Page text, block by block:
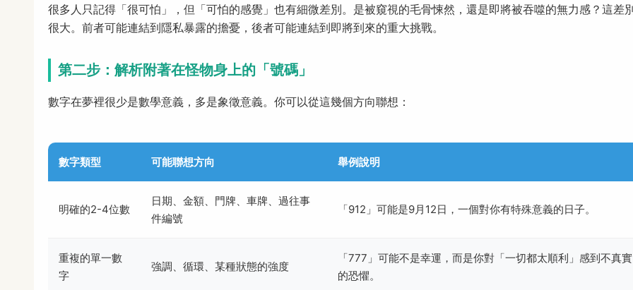
很多人只記得「很可怕」，但「可怕的感覺」也有細微差別。是被窺視的毛骨悚然，還是即將被吞噬的無力感？這差
很大。前者可能連結到隱私暴露的擔憂，後者可能連結到即將到來的重大挑戰。
第二步：解析附著在怪物身上的「號碼」
數字在夢裡很少是數學意義，多是象徵意義。你可以從這幾個方向聯想：
數字類型 可能聯想方向 舉例說明
明確的2-4位數
日期、金額、門牌、車牌、過往事
件編號
「912」可能是9月12日，一個對你有特殊意義的日子。
重複的單一數
字
強調、循環、某種狀態的強度
「777」可能不是幸運，而是你對「一切都太順利」感到不真實
的恐懼。